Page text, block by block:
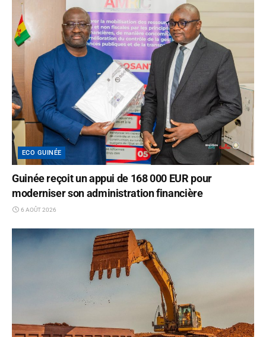
ECO GUINÉE
Guinée reçoit un appui de 168 000 EUR pour
moderniser son administration financière
6 AOÛT 2026